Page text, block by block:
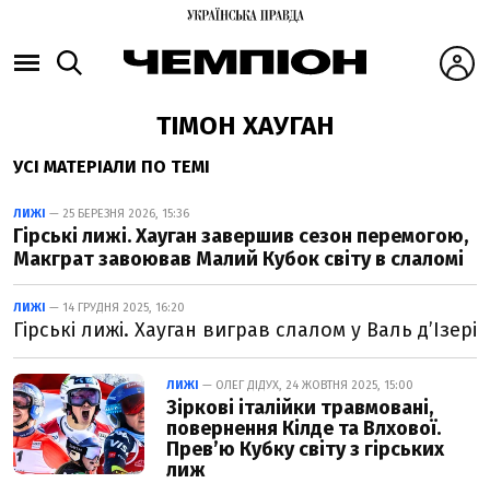
ТІМОН ХАУГАН
УСІ МАТЕРІАЛИ ПО ТЕМІ
ЛИЖІ — 25 БЕРЕЗНЯ 2026, 15:36
Гірські лижі. Хауган завершив сезон перемогою,
Макграт завоював Малий Кубок світу в слаломі
ЛИЖІ — 14 ГРУДНЯ 2025, 16:20
Гірські лижі. Хауган виграв слалом у Валь д’Ізері
ЛИЖІ — ОЛЕГ ДІДУХ, 24 ЖОВТНЯ 2025, 15:00
Зіркові італійки травмовані,
повернення Кілде та Влхової.
Прев’ю Кубку світу з гірських
лиж